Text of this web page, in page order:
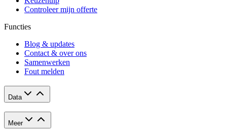
Controleer mijn offerte
Functies
Blog & updates
Contact & over ons
Samenwerken
Fout melden
Data
Meer